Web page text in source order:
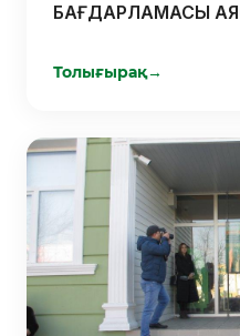
БАҒДАРЛАМАСЫ
Толығырақ→